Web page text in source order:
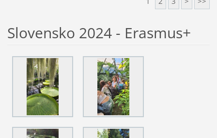
Slovensko 2024 - Erasmus+